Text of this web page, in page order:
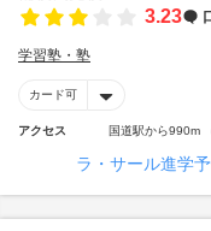
3.23
学習塾・塾
カード可
アクセス 国道駅から990m
ラ・サール進学